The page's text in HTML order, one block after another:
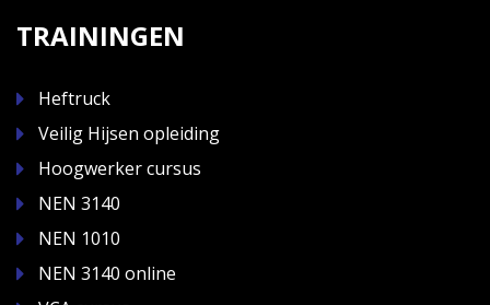
TRAININGEN
Heftruck
Veilig Hijsen opleiding
Hoogwerker cursus
NEN 3140
NEN 1010
NEN 3140 online